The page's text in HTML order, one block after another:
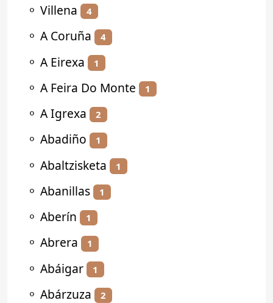
⚬ Villena 4
⚬ A Coruña 4
⚬ A Eirexa 1
⚬ A Feira Do Monte 1
⚬ A Igrexa 2
⚬ Abadiño 1
⚬ Abaltzisketa 1
⚬ Abanillas 1
⚬ Aberín 1
⚬ Abrera 1
⚬ Abáigar 1
⚬ Abárzuza 2